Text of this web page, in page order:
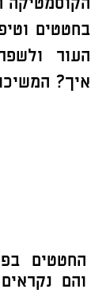
הקוסמטיקה
בחטטים
העור
איך?
החטטים
והם